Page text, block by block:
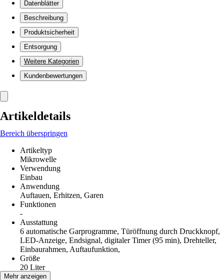
Datenblätter
Beschreibung
Produktsicherheit
Entsorgung
Weitere Kategorien
Kundenbewertungen
Artikeldetails
Bereich überspringen
Artikeltyp
Mikrowelle
Verwendung
Einbau
Anwendung
Auftauen, Erhitzen, Garen
Funktionen
-
Ausstattung
6 automatische Garprogramme, Türöffnung durch Druckknopf,
LED-Anzeige, Endsignal, digitaler Timer (95 min), Drehteller,
Einbaurahmen, Auftaufunktion,
Größe
20 Liter
Gewicht
Mehr anzeigen